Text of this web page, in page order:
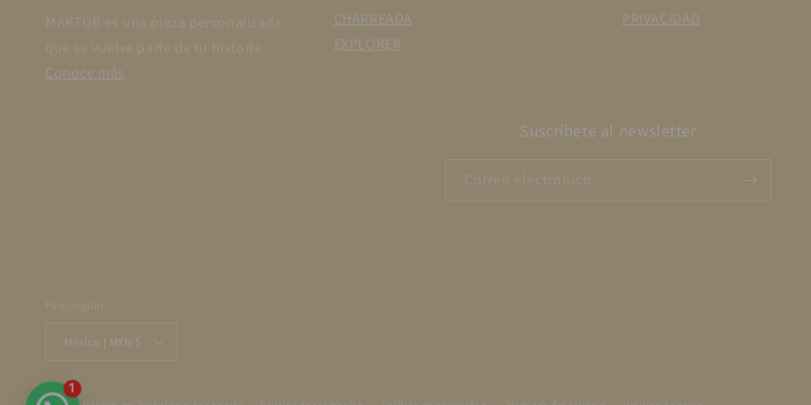
MAKTUB es una pieza personalizada
que se vuelve parte de tu historia...
Conoce más
CHARREADA
EXPLORER
PRIVACIDAD
Suscríbete al newsletter
Correo electrónico
País/región
México | MXN $